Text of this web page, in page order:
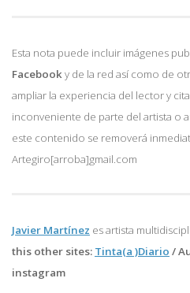
Esta nota puede incluir imágenes
Facebooky de la red así como de
ampliar la experiencia del lector y
inconveniente de parte del artista o
este contenido se removerá
Artegiro[arroba]gmail.com
Javier Martínez es artista
this other sites: Tinta(a )Diario /
instagram